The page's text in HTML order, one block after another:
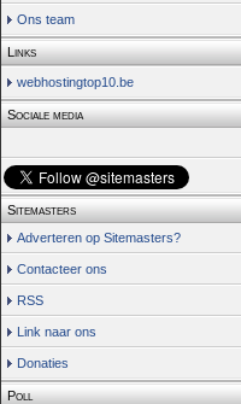
Ons team
Links
webhostingtop10.be
Sociale media
Sitemasters
Adverteren op Sitemasters?
Contacteer ons
RSS
Link naar ons
Donaties
Poll